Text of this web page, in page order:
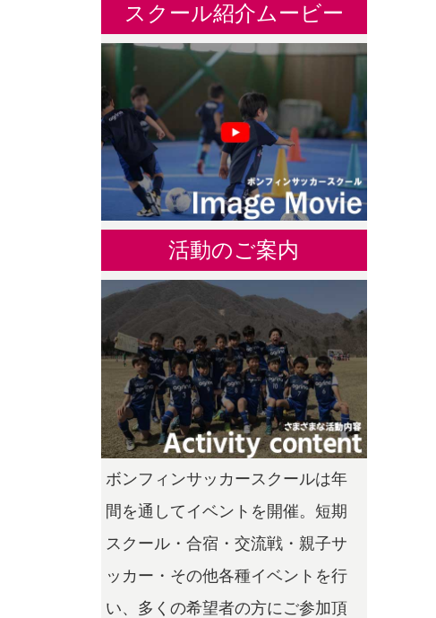
スクール紹介ムービー
活動のご案内
ボンフィンサッカースクールは年
間を通してイベントを開催。短期
スクール・合宿・交流戦・親子サ
ッカー・その他各種イベントを行
い、多くの希望者の方にご参加頂